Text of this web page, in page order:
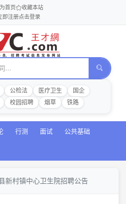
首页
收藏本站
即注册点击登录
公检法 医疗卫生
国企
校园招聘 烟草 铁路
行测 面试 公共基础
新村镇中心卫生院招聘公告